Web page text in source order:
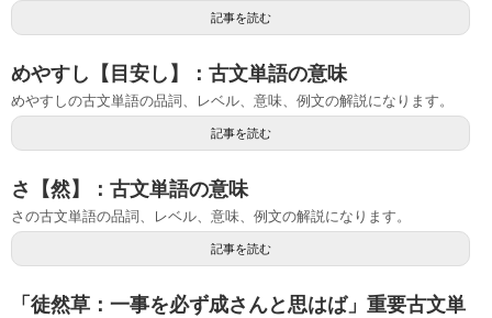
記事を読む
めやすし【目安し】：古文単語の意味
めやすしの古文単語の品詞、レベル、意味、例文の解説になります。
記事を読む
さ【然】：古文単語の意味
さの古文単語の品詞、レベル、意味、例文の解説になります。
記事を読む
「徒然草：一事を必ず成さんと思はば」重要古文単